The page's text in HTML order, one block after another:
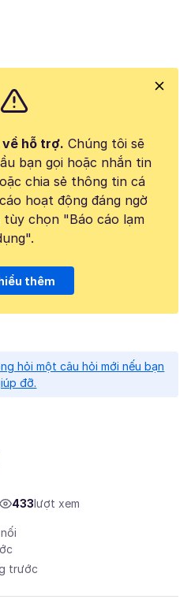
hỗ trợ. Chúng tôi sẽ
bạn gọi hoặc nhắn tin
chia sẻ thông tin cá
hoạt động đáng ngờ
tùy chọn "Báo cáo lạm
thêm
hỏi một câu hỏi mới nếu bạn
đỡ.
433lượt xem
trước